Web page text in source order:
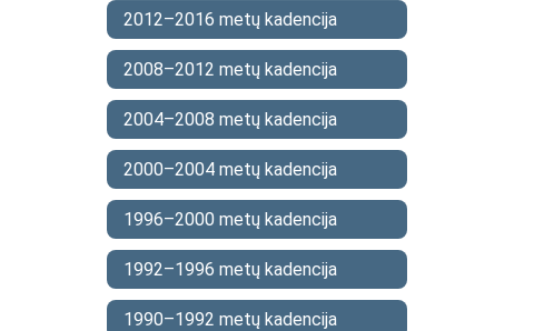
2012–2016 metų kadencija
2008–2012 metų kadencija
2004–2008 metų kadencija
2000–2004 metų kadencija
1996–2000 metų kadencija
1992–1996 metų kadencija
1990–1992 metų kadencija